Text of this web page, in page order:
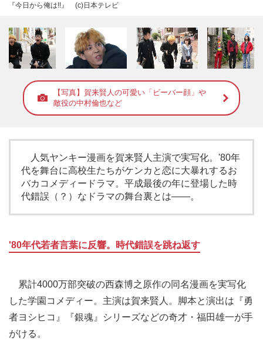
『今日から俺は!!』 (c)日本テレビ
【写真】賀来賢人の可愛い「ビーバー顔」や
敵役の中村倫也など
人気ヤンキー漫画を賀来賢人主演で実写化。'80年
代を舞台に高校生たちがケンカと恋に大暴れするお
バカコメディードラマ。平成最後の年に登場した時
代錯誤（？）なドラマの舞台裏とは――。
'80年代若者言葉に反響。時代錯誤を跳ね返す
累計4000万部突破の西森博之原作の同名漫画を実写化
した学園コメディー。主演は賀来賢人。脚本と演出は『勇
者ヨシヒコ』『銀魂』シリーズなどの奇才・福田雄一が手
がける。